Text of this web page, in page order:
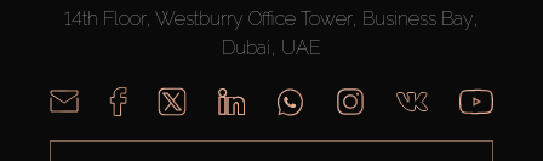
14th Floor, Westburry Office Tower, Business Bay,
Dubai, UAE